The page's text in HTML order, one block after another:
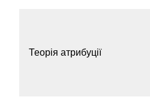
Теорія атрибуції